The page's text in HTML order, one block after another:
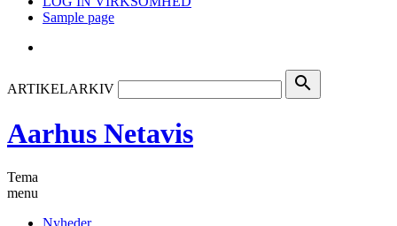
Sample page
ARTIKELARKIV search
Aarhus Netavis
Tema
menu
Nyheder